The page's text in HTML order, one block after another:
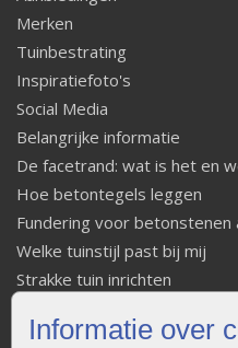
Informatie over
Merken
Tuinbestrating
Inspiratiefoto's
Social Media
Belangrijke informatie
De facetrand: wat is het en
Hoe betontegels leggen
Fundering voor betonstenen
Welke tuinstijl past bij mij
Strakke tuin inrichten
Onderhoud van gebakken